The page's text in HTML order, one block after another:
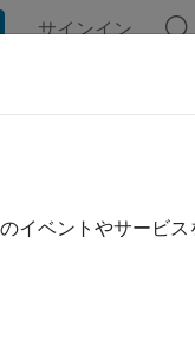
サインイン
Notes
イベントやサービ